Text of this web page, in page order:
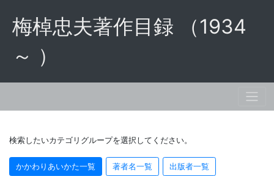
梅棹忠夫著作目録 （1934
～ ）
検索したいカテゴリグループを選択してください。
かかわりあいかた一覧 著者名一覧 出版者一覧